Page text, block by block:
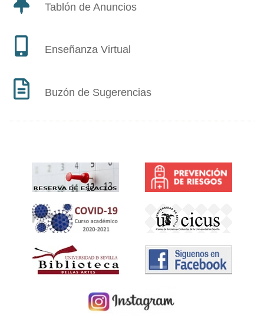
Tablón de Anuncios
Enseñanza Virtual
Buzón de Sugerencias